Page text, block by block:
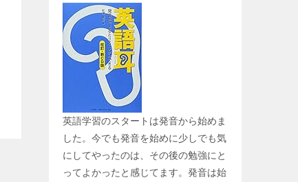
英語学習のスタートは発音から始めま
した。今でも発音を始めに少しでも気
にしてやったのは、その後の勉強にと
ってよかったと感じてます。発音は始